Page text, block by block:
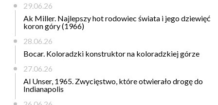
29.06.26
Ak Miller. Najlepszy hot rodowiec świata i jego dziewięć
koron góry (1966)
28.06.26
Bocar. Koloradzki konstruktor na koloradzkiej górze
27.06.26
Al Unser, 1965. Zwycięstwo, które otwierało drogę do
Indianapolis